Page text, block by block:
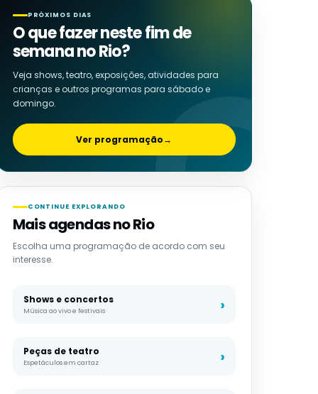
PRÓXIMOS DIAS
O que fazer neste fim de
semana no Rio?
Veja shows, teatro, exposições, atividades para
crianças e outros programas para sábado e
domingo.
Ver programação→
CONTINUE EXPLORANDO
Mais agendas no Rio
Escolha uma programação de acordo com seu
interesse.
Shows e concertos
Música ao vivo e festivais
Peças de teatro
Espetáculos em cartaz